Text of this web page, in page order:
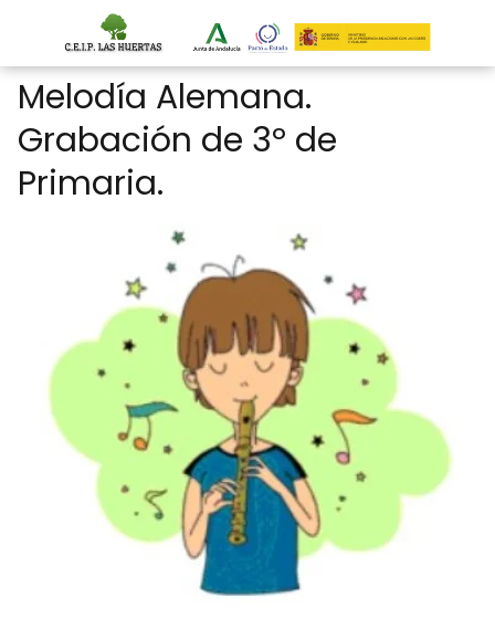
Melodía Alemana.
Grabación de 3º de
Primaria.